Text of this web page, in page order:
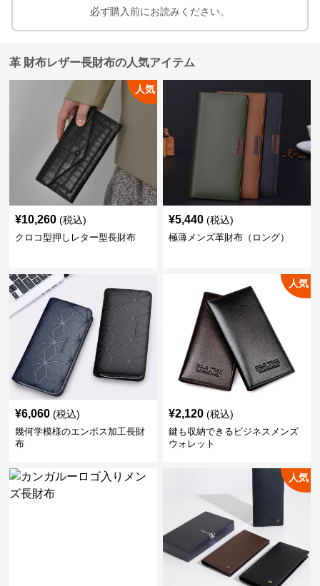
必ず購入前にお読みください。
革 財布レザー長財布の人気アイテム
人気
¥10,260 (税込)
クロコ型押しレター型長財布
¥5,440 (税込)
極薄メンズ革財布（ロング）
¥6,060 (税込)
幾何学模様のエンボス加工長財
布
人気
¥2,120 (税込)
鍵も収納できるビジネスメンズ
ウォレット
人気